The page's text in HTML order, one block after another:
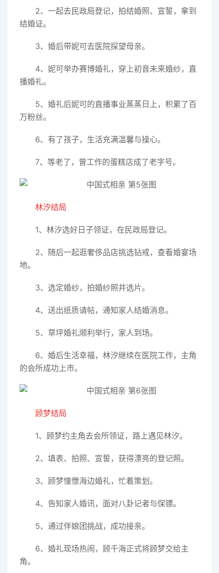
2、一起去民政局登记，拍结婚照、宣誓，拿到
结婚证。
3、婚后带妮可去医院探望母亲。
4、妮可举办赛博婚礼，穿上初音未来婚纱，直
播婚礼。
5、婚礼后妮可的直播事业蒸蒸日上，积累了百
万粉丝。
6、有了孩子，生活充满温馨与操心。
7、等老了，曾工作的蛋糕店成了老字号。
林汐结局
1、林汐选好日子领证，在民政局登记。
2、随后一起逛奢侈品店挑选钻戒，查看婚宴场
地。
3、选定婚纱，拍婚纱照并选片。
4、送出纸质请帖，通知家人结婚消息。
5、草坪婚礼顺利举行，家人到场。
6、婚后生活幸福，林汐继续在医院工作，主角
的会所成功上市。
顾梦结局
1、顾梦约主角去会所领证，路上遇见林汐。
2、填表、拍照、宣誓，获得漂亮的登记照。
3、顾梦憧憬海边婚礼，忙着策划。
4、告知家人婚讯，面对八卦记者与保镖。
5、通过伴娘团挑战，成功接亲。
6、婚礼现场热闹，顾千海正式将顾梦交给主
角。